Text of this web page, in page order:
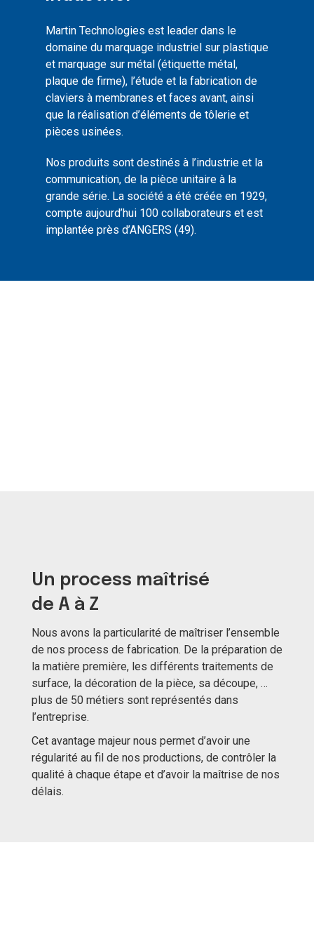
Martin Technologies est leader dans le
domaine du marquage industriel sur plastique
et marquage sur métal (étiquette métal,
plaque de firme), l’étude et la fabrication de
claviers à membranes et faces avant, ainsi
que la réalisation d’éléments de tôlerie et
pièces usinées.
Nos produits sont destinés à l’industrie et la
communication, de la pièce unitaire à la
grande série. La société a été créée en 1929,
compte aujourd’hui 100 collaborateurs et est
implantée près d’ANGERS (49).
Un process maîtrisé
de A à Z
Nous avons la particularité de maîtriser l’ensemble
de nos process de fabrication. De la préparation de
la matière première, les différents traitements de
surface, la décoration de la pièce, sa découpe, …
plus de 50 métiers sont représentés dans
l’entreprise.
Cet avantage majeur nous permet d’avoir une
régularité au fil de nos productions, de contrôler la
qualité à chaque étape et d’avoir la maîtrise de nos
délais.